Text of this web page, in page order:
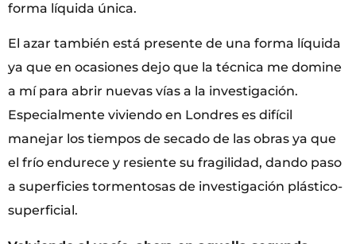
forma líquida única.
El azar también está presente de una forma líquida
ya que en ocasiones dejo que la técnica me domine
a mí para abrir nuevas vías a la investigación.
Especialmente viviendo en Londres es difícil
manejar los tiempos de secado de las obras ya que
el frío endurece y resiente su fragilidad, dando paso
a superficies tormentosas de investigación plástico-
superficial.